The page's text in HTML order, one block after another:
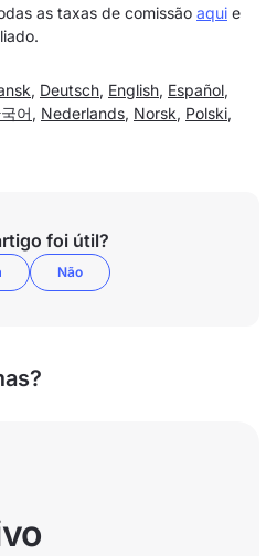
as taxas de comissão aqui e
, Deutsch, English, Español,
어 , Nederlands, Norsk, Polski,
foi útil?
Não